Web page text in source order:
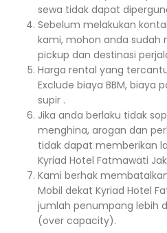
sewa tidak dapat
Sebelum melakukan
kami, mohon anda
pickup dan destinasi
Harga rental yang
Exclude biaya BBM, biaya
supir .
Jika anda berlaku tidak
menghina, arogan dan
tidak dapat memberikan
Kyriad Hotel Fatmawati
Kami berhak
Mobil dekat Kyriad Hotel
jumlah penumpang lebih
(over capacity).